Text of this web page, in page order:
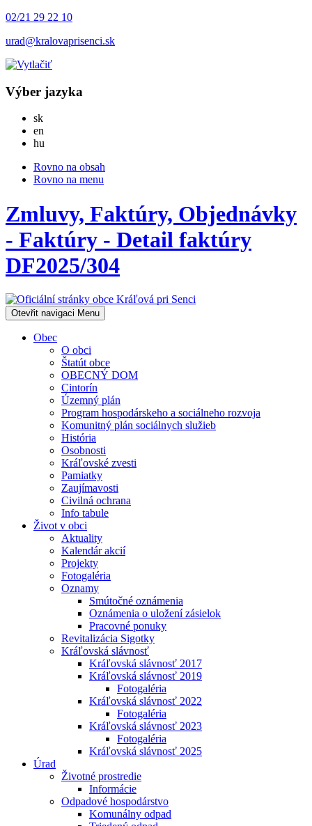
02/21 29 22 10
urad@kralovaprisenci.sk
Výber jazyka
skSlovensky
en
hu
Rovno na obsah
Rovno na menu
Zmluvy, Faktúry, Objednávky
- Faktúry - Detail faktúry
DF2025/304
Otevřit navigaci Menu
Obec
O obci
Štatút obce
OBECNÝ DOM
Cintorín
Územný plán
Program hospodárskeho a sociálneho rozvoja
Komunitný plán sociálnych služieb
História
Osobnosti
Kráľovské zvesti
Pamiatky
Zaujímavosti
Civilná ochrana
Info tabule
Život v obci
Aktuality
Kalendár akcií
Projekty
Fotogaléria
Oznamy
Smútočné oznámenia
Oznámenia o uložení zásielok
Pracovné ponuky
Revitalizácia Sigotky
Kráľovská slávnosť
Kráľovská slávnosť 2017
Kráľovská slávnosť 2019
Fotogaléria
Kráľovská slávnosť 2022
Fotogaléria
Kráľovská slávnosť 2023
Fotogaléria
Kráľovská slávnosť 2025
Úrad
Životné prostredie
Informácie
Odpadové hospodárstvo
Komunálny odpad